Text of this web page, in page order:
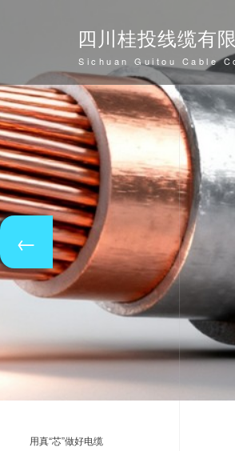
四川桂投线缆有
Sichuan Guitou Cable
用真“芯”做好电缆